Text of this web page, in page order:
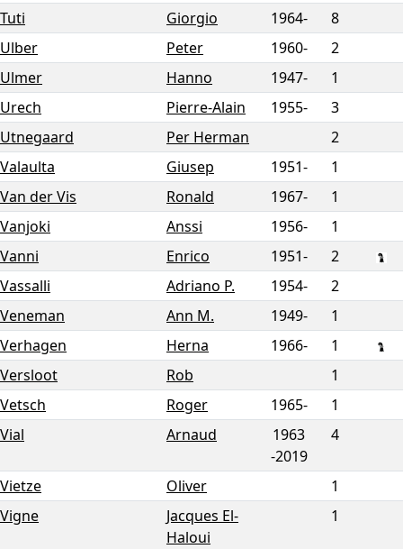
Tuti
Giorgio 1964-
8
Ulber
Peter 1960-
2
Ulmer
Hanno 1947-
1
Urech
Pierre-Alain 1955-
3
Utnegaard
Per Herman
2
Valaulta
Giusep 1951-
1
Van der Vis
Ronald 1967-
1
Vanjoki
Anssi 1956-
1
Vanni
Enrico 1951-
2
Vassalli
Adriano P. 1954-
2
Veneman
Ann M. 1949-
1
Verhagen
Herna 1966-
1
Versloot
Rob
1
Vetsch
Roger 1965-
1
Vial
Arnaud
1963
-2019
4
Vietze Oliver
1
Vigne
Jacques El-
Haloui
1